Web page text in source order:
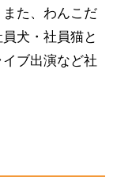
た、わんこだ
犬・社員猫と
ブ出演など社